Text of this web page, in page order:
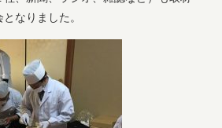
なりました。